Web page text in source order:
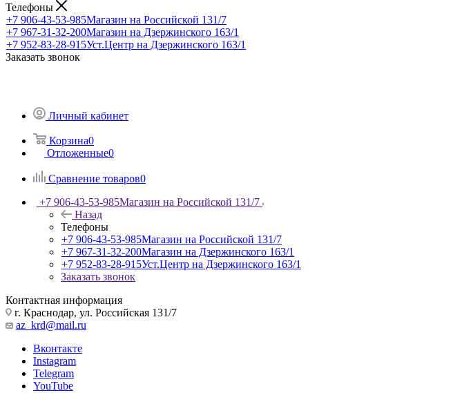
Телефоны
+7 906-43-53-985Магазин на Российской 131/7
+7 967-31-32-200Магазин на Дзержинского 163/1
+7 952-83-28-915Уст.Центр на Дзержинского 163/1
Заказать звонок
Личный кабинет
Корзина0
Отложенные0
Сравнение товаров0
+7 906-43-53-985Магазин на Российской 131/7
Назад
Телефоны
+7 906-43-53-985Магазин на Российской 131/7
+7 967-31-32-200Магазин на Дзержинского 163/1
+7 952-83-28-915Уст.Центр на Дзержинского 163/1
Заказать звонок
Контактная информация
г. Краснодар, ул. Российская 131/7
az_krd@mail.ru
Вконтакте
Instagram
Telegram
YouTube